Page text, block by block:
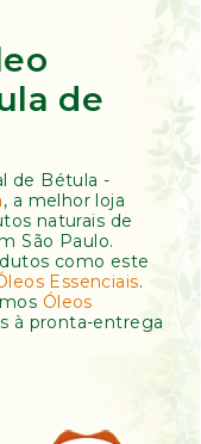
de
de Bétula -
, a melhor loja
naturais de
São Paulo.
como este
Essenciais.
Óleos
à pronta-entrega